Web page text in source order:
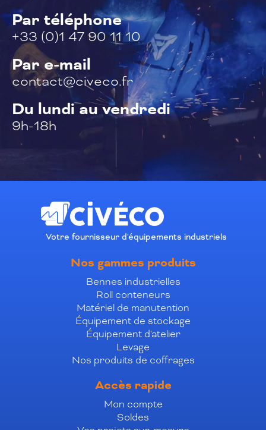
Par téléphone
+33 (0)1 47 90 11 10
Par e-mail
contact@civeco.fr
Du lundi au vendredi
9h-18h
Votre fournisseur d'équipements industriels
Nos gammes produits
Bennes industrielles
Roll conteneurs
Matériel de manutention
Équipement de stockage
Équipement d'atelier
Levage
Nos produits de coffrages
Accès rapide
Mon compte
Soldes